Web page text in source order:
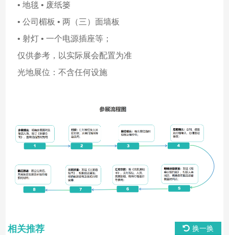
• 地毯 • 废纸篓
• 公司楣板 • 两（三）面墙板
• 射灯 • 一个电源插座等；
仅供参考，以实际展会配置为准
光地展位：不含任何设施
相关推荐 换一换